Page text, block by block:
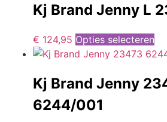
Kj Brand Jenny L
€ 124,95 Opties selecteren
Kj Brand Jenny
6244/001